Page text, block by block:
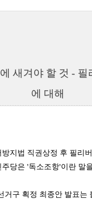
새겨야 할 것 -
에 대해
지법 직권상정 후 필리
당은 '독소조항'이란 말
거구 획정 최종안 발표는